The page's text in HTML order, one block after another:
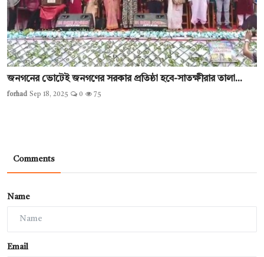
জনগনের ভোটেই জনগণের সরকার প্রতিষ্ঠা হবে-সাতক্ষীরার তালা...
forhad Sep 18, 2025 0 75
Comments
Name
Email